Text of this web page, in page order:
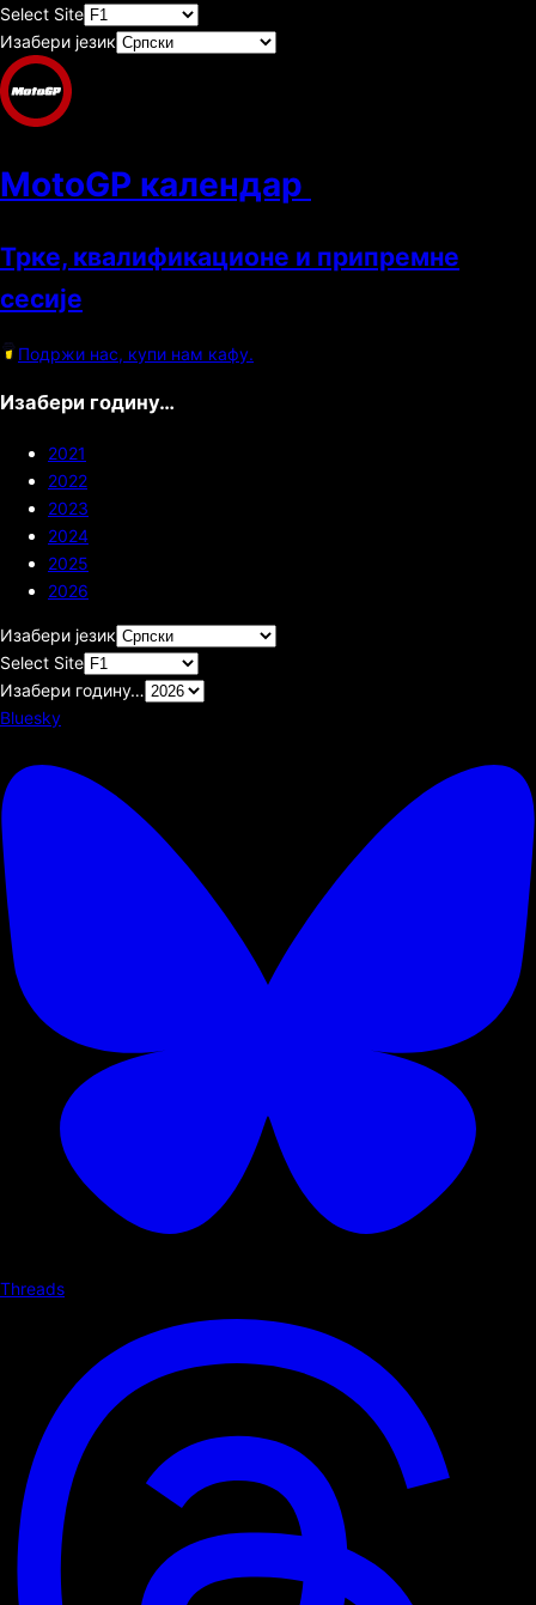
Select Site
Изабери језик
MotoGP календар
Трке, квалификационе и припремне
сесије
Подржи нас, купи нам кафу.
Изабери годину…
2021
2022
2023
2024
2025
2026
Изабери језик
Select Site
Изабери годину…
Bluesky
Threads